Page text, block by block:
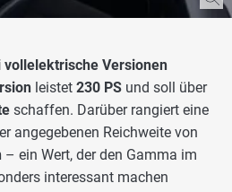
vollelektrische Versionen
leistet 230 PS und soll über
schaffen. Darüber rangiert eine
angegebenen Reichweite von
– ein Wert, der den Gamma im
interessant machen